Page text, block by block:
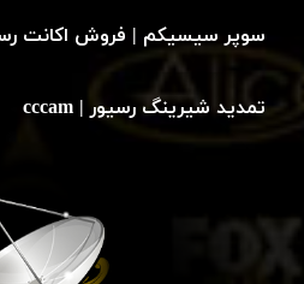
سوپر سیسیکم | فروش اکانت
تمدید شیرینگ رسیور | cccam